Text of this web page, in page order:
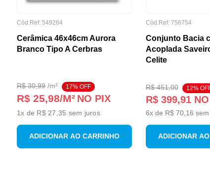
Cód.Ref: 549264
Cerâmica 46x46cm Aurora
Branco Tipo A Cerbras
R$ 30,99/m² 17% OFF
R$ 25,98/M² NO PIX
1x de R$ 27,35 sem juros
ADICIONAR AO CARRINHO
Cód.Ref: 756754
Conjunto Bacia
Acoplada
Celite
R$ 451,00 12%
R$ 399,91NO
6x de R$ 70, 16
ADICIONAR